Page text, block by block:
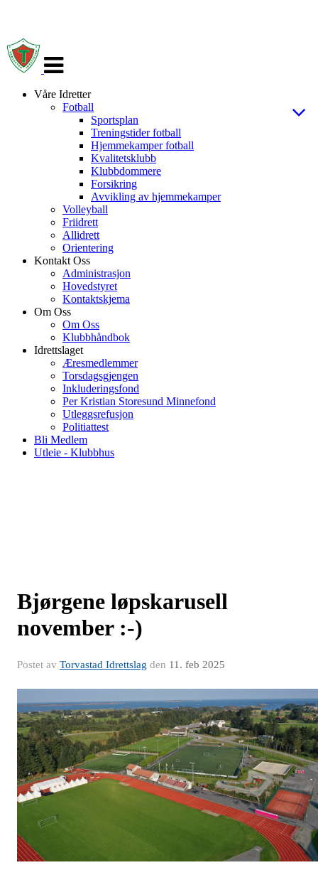
navigasjon
Våre Idretter
Fotball
Sportsplan
Treningstider fotball
Hjemmekamper fotball
Kvalitetsklubb
Klubbdommere
Forsikring
Avvikling av hjemmekamper
Volleyball
Friidrett
Allidrett
Orientering
Kontakt Oss
Administrasjon
Hovedstyret
Kontaktskjema
Om Oss
Om Oss
Klubbhåndbok
Idrettslaget
Æresmedlemmer
Torsdagsgjengen
Inkluderingsfond
Per Kristian Storesund Minnefond
Utleggsrefusjon
Politiattest
Bli Medlem
Utleie - Klubbhus
Bjørgene løpskarusell
november :-)
Postet av Torvastad Idrettslag den 11. feb 2025